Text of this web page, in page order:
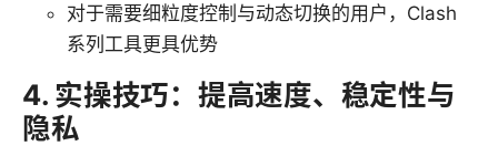
对于需要细粒度控制与动态切换的用户，Clash
系列工具更具优势
4. 实操技巧：提高速度、稳定性与
隐私